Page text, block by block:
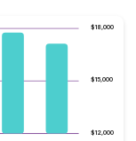
$12,000
$15,000
$18,000